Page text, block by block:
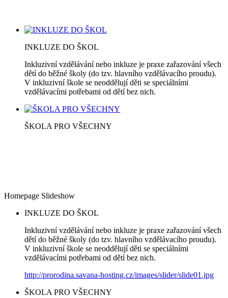
INKLUZE DO ŠKOL
Inkluzivní vzdělávání nebo inkluze je praxe zařazování všech
dětí do běžné školy (do tzv. hlavního vzdělávacího proudu).
V inkluzivní škole se neoddělují děti se speciálními
vzdělávacími potřebami od dětí bez nich.
ŠKOLA PRO VŠECHNY
Homepage Slideshow
INKLUZE DO ŠKOL
Inkluzivní vzdělávání nebo inkluze je praxe zařazování všech
dětí do běžné školy (do tzv. hlavního vzdělávacího proudu).
V inkluzivní škole se neoddělují děti se speciálními
vzdělávacími potřebami od dětí bez nich.
http://prorodina.savana-hosting.cz/images/slider/slide01.jpg
ŠKOLA PRO VŠECHNY